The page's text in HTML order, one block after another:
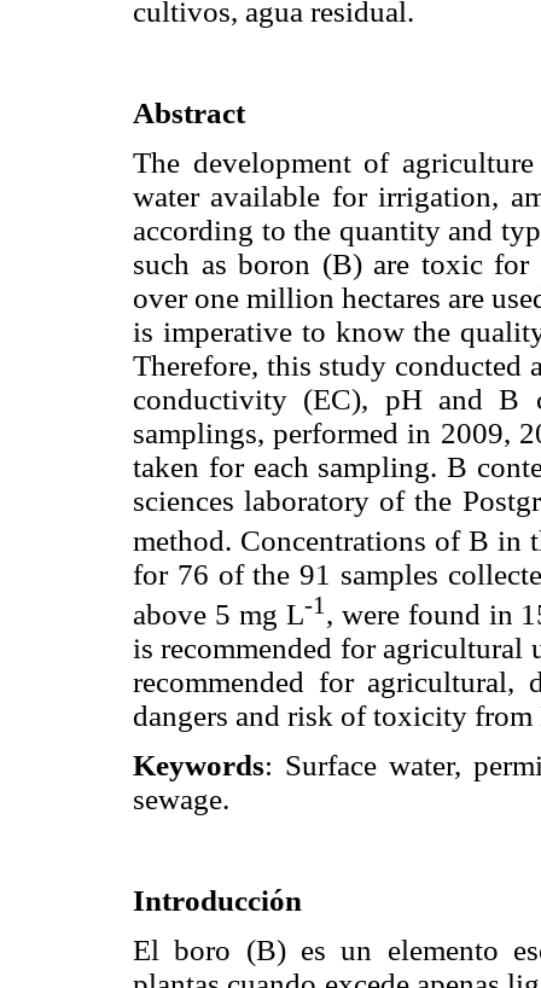
cultivos, agua residual.
Abstract
The development of
water available for irrigation,
according to the quantity and
such as boron (B) are toxic for
over one million hectares are
is imperative to know the
Therefore, this study conducted
conductivity (EC), pH and B
samplings, performed in 2009,
taken for each sampling. B
sciences laboratory of the
method. Concentrations of B in
for 76 of the 91 samples
above 5 mg L-1 , were found in
is recommended for
recommended for agricultural,
dangers and risk of toxicity
Keywords: Surface water,
sewage.
Introducción
El boro (B) es un elemento